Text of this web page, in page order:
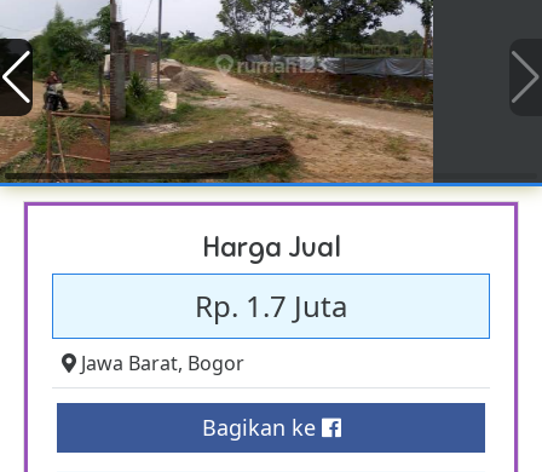
Harga Jual
Rp. 1.7 Juta
Jawa Barat, Bogor
Bagikan ke